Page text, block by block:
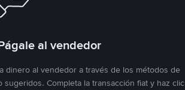
al vendedor
dinero al vendedor a través de los métodos de
sugeridos. Completa la transacción fiat y haz clic